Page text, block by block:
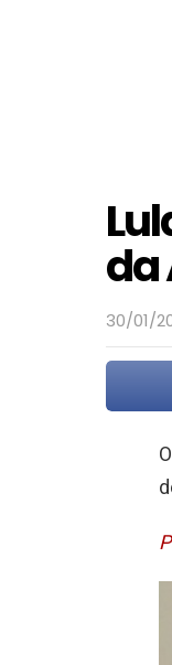
da
30/01/